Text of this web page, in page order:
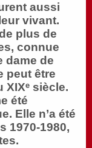
aussi
vivant.
plus de
connue
dame de
peut être
XIXᵉ siècle.
été
Elle n’a été
1970-1980,